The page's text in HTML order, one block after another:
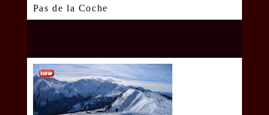
Pas de la Coche